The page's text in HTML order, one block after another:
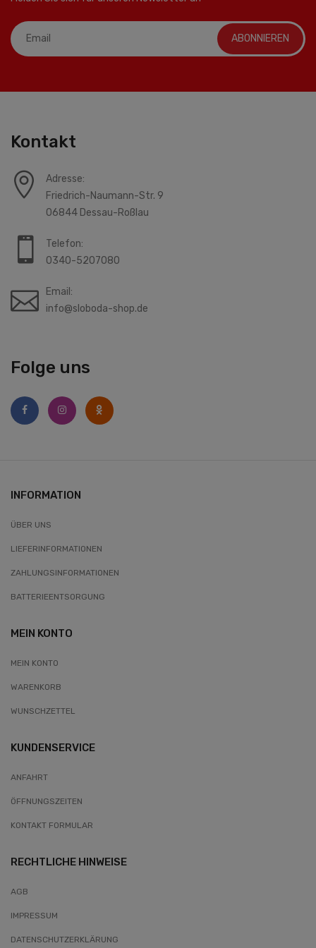
ABONNIEREN
Folge uns
Kontakt
Adresse:
Friedrich-Naumann-Str. 9
06844 Dessau-Roßlau
Telefon:
0340-5207080
Email:
info@sloboda-shop.de
INFORMATION
ÜBER UNS
LIEFERINFORMATIONEN
ZAHLUNGSINFORMATIONEN
BATTERIEENTSORGUNG
MEIN KONTO
MEIN KONTO
WARENKORB
WUNSCHZETTEL
KUNDENSERVICE
ANFAHRT
ÖFFNUNGSZEITEN
KONTAKT FORMULAR
RECHTLICHE HINWEISE
AGB
IMPRESSUM
DATENSCHUTZERKLÄRUNG